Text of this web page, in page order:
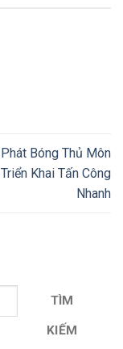
Bóng Thủ Môn
Khai Tấn Công
Nhanh
TÌM
KIẾM